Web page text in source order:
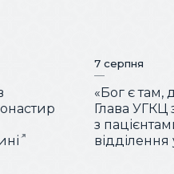
7 серпня
«Бог є там,
Глава УГКЦ
з
відділення